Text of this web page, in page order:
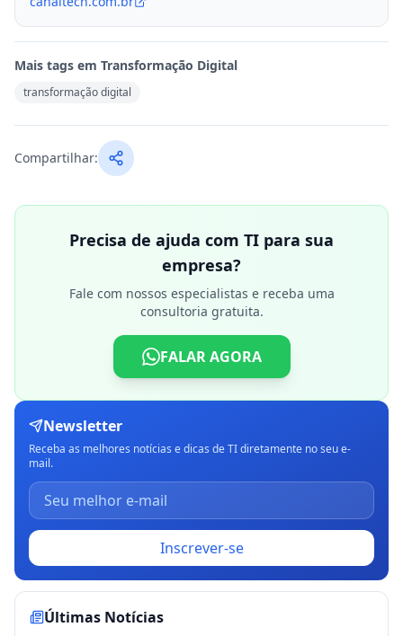
Mais tags em Transformação Digital
transformação digital
Compartilhar:
Precisa de ajuda com TI para sua
empresa?
Fale com nossos especialistas e receba uma
consultoria gratuita.
FALAR AGORA
Newsletter
Receba as melhores notícias e dicas de TI diretamente no seu e-
mail.
Inscrever-se
Últimas Notícias